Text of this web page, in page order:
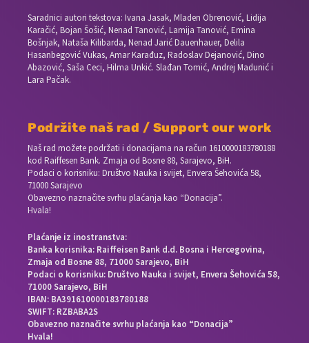
Saradnici autori tekstova: Ivana Jasak, Mladen Obrenović, Lidija
Karačić, Bojan Šošić, Nenad Tanović, Lamija Tanović, Emina
Bošnjak, Nataša Kilibarda, Nenad Jarić Dauenhauer, Delila
Hasanbegović Vukas, Amar Karađuz, Radoslav Dejanović, Dino
Abazović, Saša Ceci, Hilma Unkić. Slađan Tomić, Andrej Madunić i
Lara Pačak.
Podržite naš rad / Support our work
Naš rad možete podržati i donacijama na račun 1610000183780188
kod Raiffesen Bank. Zmaja od Bosne 88, Sarajevo, BiH.
Podaci o korisniku: Društvo Nauka i svijet, Envera Šehovića 58,
71000 Sarajevo
Obavezno naznačite svrhu plaćanja kao “Donacija”.
Hvala!
Plaćanje iz inostranstva:
Banka korisnika: Raiffeisen Bank d.d. Bosna i Hercegovina,
Zmaja od Bosne 88, 71000 Sarajevo, BiH
Podaci o korisniku: Društvo Nauka i svijet, Envera Šehovića 58,
71000 Sarajevo, BiH
IBAN: BA391610000183780188
SWIFT: RZBABA2S
Obavezno naznačite svrhu plaćanja kao “Donacija”
Hvala!